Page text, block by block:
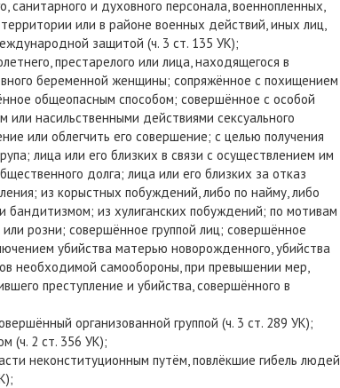
и духовного персонала, военнопленных,
или в районе военных действий, иных лиц,
защитой (ч. 3 ст. 135 УК);
престарелого или лица, находящегося в
беременной женщины; сопряжённое с похищением
общеопасным способом; совершённое с особой
насильственными действиями сексуального
или облегчить его совершение; с целью получения
лица или его близких в связи с осуществлением им
долга; лица или его близких за отказ
из корыстных побуждений, либо по найму, либо
бандитизмом; из хулиганских побуждений; по мотивам
розни; совершённое группой лиц; совершённое
убийства матерью новорожденного, убийства
необходимой самообороны, при превышении мер,
преступление и убийства, совершённого в
организованной группой (ч. 3 ст. 289 УК);
(ч. 2 ст. 356 УК);
неконституционным путём, повлёкшие гибель людей